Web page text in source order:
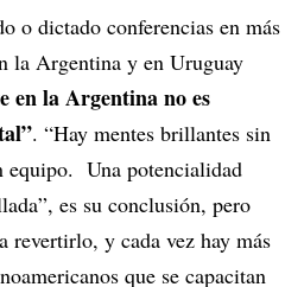
o dictado conferencias en más
la Argentina y en Uruguay
en la Argentina no es
. “Hay mentes brillantes sin
equipo. Una potencialidad
es su conclusión, pero
revertirlo, y cada vez hay más
que se capacitan